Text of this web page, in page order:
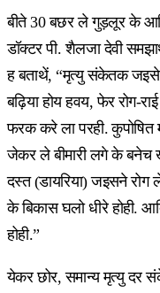
बीते 30 बछर ले गुड़लूर के
डॉक्टर पी. शैलजा देवी
ह बताथें, “मृत्यु संकेतक
बढ़िया होय हवय, फेर रोग-
फरक करे ला परही. कुपोषित
जेकर ले बीमारी लगे के बनेच
दस्त (डायरिया) जइसने
के बिकास घलो धीरे होही.
होही.”
येकर छोर, समान्य मृत्यु दर